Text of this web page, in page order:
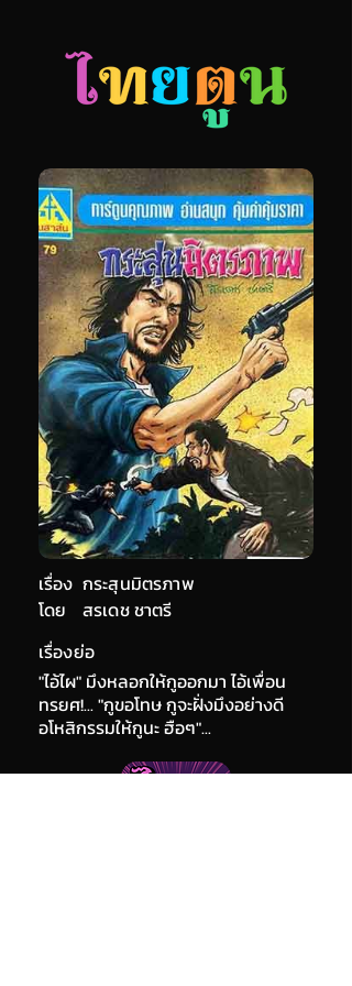
เรื่อง กระสุนมิตรภาพ
สรเดช ชาตรี
โดย
เรื่องย่อ
"ไอ้ไผ" มึงหลอกให้กูออกมา ไอ้เพื่อน
ทรยศ!... "กูขอโทษ กูจะฝั่งมึงอย่างดี
อโหสิกรรมให้กูนะ ฮือๆ"...